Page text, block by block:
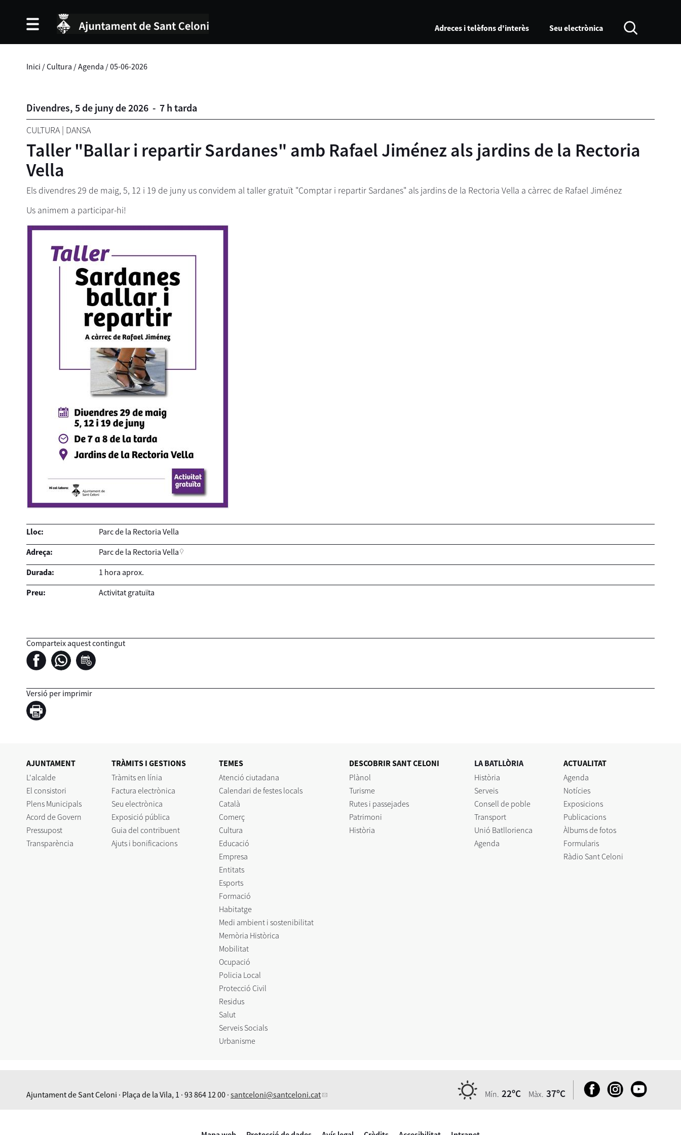
Adreces i telèfons d'interès Seu electrònica
Inici /Cultura /Agenda /05-06-2026
Divendres, 5 de juny de2026 - 7 h tarda
CULTURA | DANSA
Taller "Ballar i repartir Sardanes" amb Rafael Jiménez als jardins de la Rectoria
Vella
Els divendres 29 de maig, 5, 12 i 19 de juny us convidem al taller gratuït "Comptar i repartir Sardanes" als jardins de la Rectoria Vella a càrrec de Rafael Jiménez
Us animem a participar-hi!
Lloc:
Parc de la Rectoria Vella
Adreça:
Parc de la Rectoria Vella
Durada:
1 hora aprox.
Preu:
Activitat gratuïta
Comparteix aquest contingut
Versió per imprimir
AJUNTAMENT
L'alcalde
El consistori
Plens Municipals
Acord de Govern
Pressupost
Transparència
TRÀMITS I GESTIONS
Tràmits en línia
Factura electrònica
Seu electrònica
Exposició pública
Guia del contribuent
Ajuts i bonificacions
TEMES
Atenció ciutadana
Calendari de festes locals
Català
Comerç
Cultura
Educació
Empresa
Entitats
Esports
Formació
Habitatge
Medi ambient i sostenibilitat
Memòria Històrica
Mobilitat
Ocupació
Policia Local
Protecció Civil
Residus
Salut
Serveis Socials
Urbanisme
DESCOBRIR SANT CELONI
Plànol
Turisme
Rutes i passejades
Patrimoni
Història
LA BATLLÒRIA
Història
Serveis
Consell de poble
Transport
Unió Batllorienca
Agenda
ACTUALITAT
Agenda
Notícies
Exposicions
Publicacions
Àlbums de fotos
Formularis
Ràdio Sant Celoni
Ajuntament de Sant Celoni · Plaça de la Vila, 1 · 93 864 12 00 · santceloni@santceloni.cat Mín. 22ºC Màx. 37ºC